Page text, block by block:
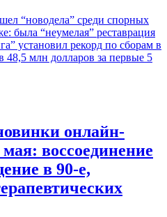
“новодела” среди спорных
была “неумелая” реставрация
установил рекорд по сборам в
48,5 млн долларов за первые 5
онлайн-
воссоединение
в 90-е,